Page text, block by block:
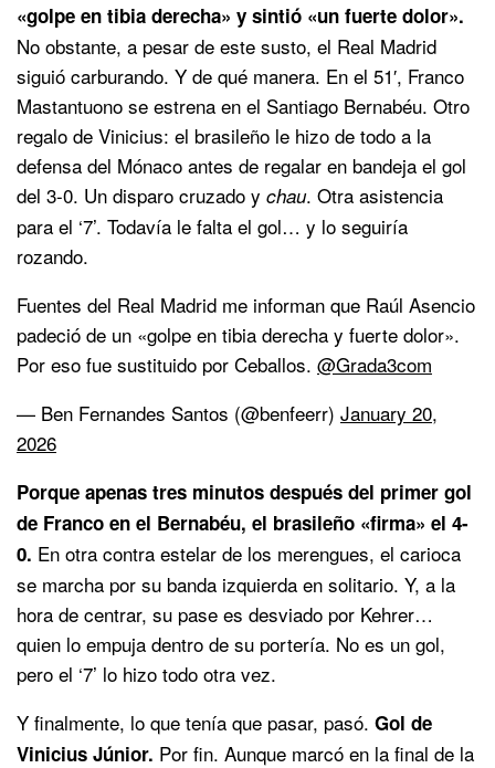
«golpe en tibia derecha» y sintió «un fuerte dolor».
No obstante, a pesar de este susto, el Real Madrid
siguió carburando. Y de qué manera. En el 51′, Franco
Mastantuono se estrena en el Santiago Bernabéu. Otro
regalo de Vinicius: el brasileño le hizo de todo a la
defensa del Mónaco antes de regalar en bandeja el gol
del 3-0. Un disparo cruzado y chau. Otra asistencia
para el ‘7’. Todavía le falta el gol… y lo seguiría
rozando.
Fuentes del Real Madrid me informan que Raúl Asencio
padeció de un «golpe en tibia derecha y fuerte dolor».
Por eso fue sustituido por Ceballos. @Grada3com
— Ben Fernandes Santos (@benfeerr) January 20,
2026
Porque apenas tres minutos después del primer gol
de Franco en el Bernabéu, el brasileño «firma» el 4-
0. En otra contra estelar de los merengues, el carioca
se marcha por su banda izquierda en solitario. Y, a la
hora de centrar, su pase es desviado por Kehrer…
quien lo empuja dentro de su portería. No es un gol,
pero el ‘7’ lo hizo todo otra vez.
Y finalmente, lo que tenía que pasar, pasó. Gol de
Vinicius Júnior. Por fin. Aunque marcó en la final de la